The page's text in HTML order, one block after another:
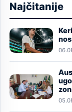
Najčitanije
Image
Image